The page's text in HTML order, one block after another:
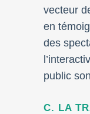
vecteur
en
des
public
C. LA